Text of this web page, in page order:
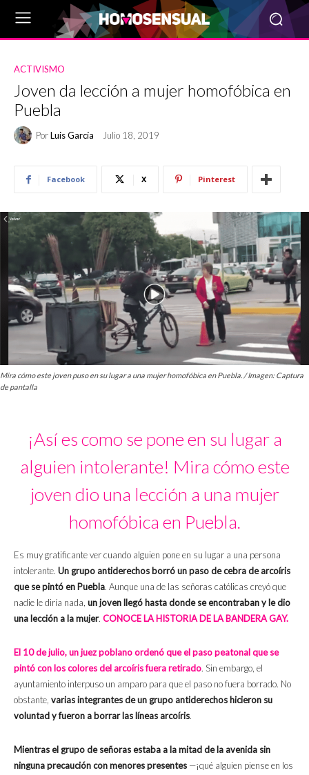
ACTIVISMO
Joven da lección a mujer homofóbica en
Puebla
PorLuis García Julio 18, 2019
Facebook X Pinterest
Mira cómo este joven puso en su lugar a una mujer homofóbica en Puebla. / Imagen: Captura
de pantalla
¡Así es como se pone en su lugar a
alguien intolerante! Mira cómo este
joven dio una lección a una mujer
homofóbica en Puebla.
Es muy gratificante ver cuando alguien pone en su lugar a una persona
intolerante. Un grupo antiderechos borró un paso de cebra de arcoíris
que se pintó en Puebla. Aunque una de las señoras católicas creyó que
nadie le diría nada, un joven llegó hasta donde se encontraban y le dio
una lección a la mujer. CONOCE LA HISTORIA DE LA BANDERA GAY.
El 10 de julio, un juez poblano ordenó que el paso peatonal que se
pintó con los colores del arcoíris fuera retirado. Sin embargo, el
ayuntamiento interpuso un amparo para que el paso no fuera borrado. No
obstante, varias integrantes de un grupo antiderechos hicieron su
voluntad y fueron a borrar las líneas arcoíris.
Mientras el grupo de señoras estaba a la mitad de la avenida sin
ninguna precaución con menores presentes —¡qué alguien piense en los